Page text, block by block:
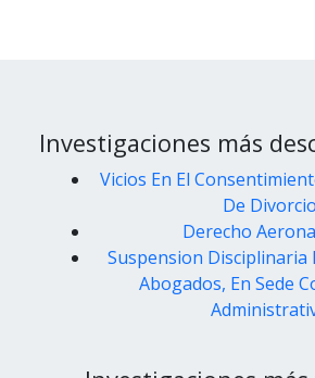
Investigaciones más
Vicios En El
De Divorcio
Derecho
Suspension Disciplinaria
Abogados, En Sede